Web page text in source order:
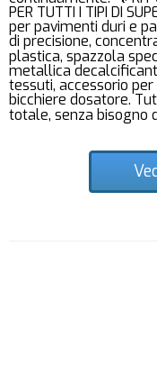
PER TUTTI I TIPI DI
per pavimenti duri e
di precisione,
plastica, spazzola
metallica
tessuti, accessorio
bicchiere dosatore.
totale, senza bisogno